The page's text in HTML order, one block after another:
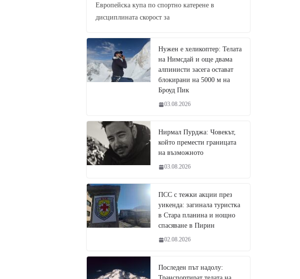
Европейска купа по спортно катерене в
дисциплината скорост за
Нужен е хеликоптер: Телата
на Нимсдай и още двама
алпинисти засега остават
блокирани на 5000 м на
Броуд Пик
03.08.2026
Нирмал Пурджа: Човекът,
който премести границата
на възможното
03.08.2026
ПСС с тежки акции през
уикенда: загинала туристка
в Стара планина и нощно
спасяване в Пирин
02.08.2026
Последен път надолу: